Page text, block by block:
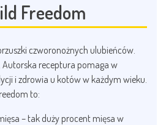
Freedom
czworonożnych ulubieńców.
receptura pomaga w
i zdrowia u kotów w każdym wieku.
to:
– tak duży procent mięsa w